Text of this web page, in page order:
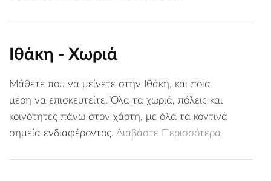
Ιθάκη - Χωριά
Μάθετε που να μείνετε στην Ιθάκη, και ποια
μέρη να επισκευτείτε. Όλα τα χωριά, πόλεις και
κοινότητες πάνω στον χάρτη, με όλα τα κοντινά
σημεία ενδιαφέροντος. Διαβάστε Περισσότερα